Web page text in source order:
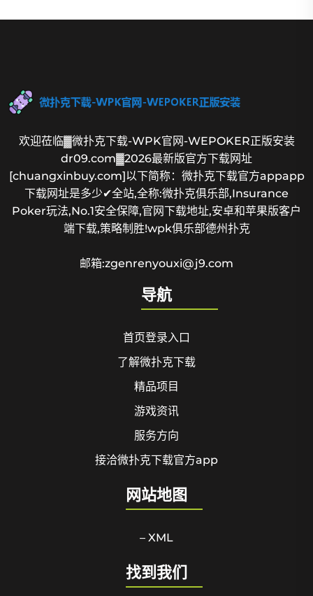
欢迎莅临▓微扑克下载-WPK官网-WEPOKER正版安装
dr09.com▓2026最新版官方下载网址
[chuangxinbuy.com]以下简称：微扑克下载官方appapp
下载网址是多少✔全站,全称:微扑克俱乐部,Insurance
Poker玩法,No.1安全保障,官网下载地址,安卓和苹果版客户
端下载,策略制胜!wpk俱乐部德州扑克
邮箱:zgenrenyouxi@j9.com
导航
首页登录入口
了解微扑克下载
精品项目
游戏资讯
服务方向
接洽微扑克下载官方app
网站地图
– XML
找到我们